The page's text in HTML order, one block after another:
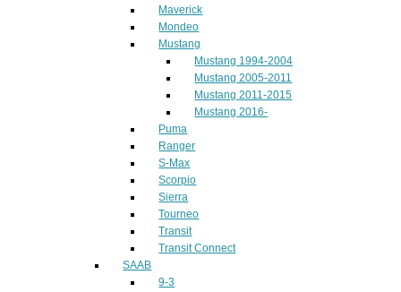
Maverick
Mondeo
Mustang
Mustang 1994-2004
Mustang 2005-2011
Mustang 2011-2015
Mustang 2016-
Puma
Ranger
S-Max
Scorpio
Sierra
Tourneo
Transit
Transit Connect
SAAB
9-3